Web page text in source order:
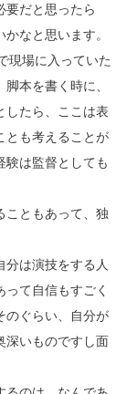
要だと思ったら
なと思います。
現場に入っていた
本を書く時に、
したら、ここは表
とも考えることが
験は監督としても
こともあって、独
は演技をする人
て自信もすごく
のぐらい、自分が
深いものですし面